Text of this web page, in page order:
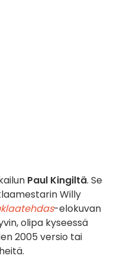
Paul Kingiltä. Se
Willy
-elokuvan
olipa kyseessä
2005 versio tai